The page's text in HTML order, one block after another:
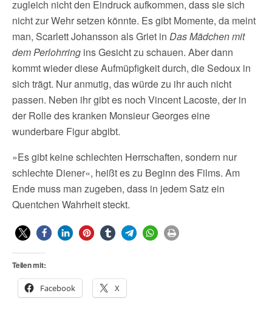
zugleich nicht den Eindruck aufkommen, dass sie sich
nicht zur Wehr setzen könnte. Es gibt Momente, da meint
man, Scarlett Johansson als Griet in Das Mädchen mit
dem Perlohrring ins Gesicht zu schauen. Aber dann
kommt wieder diese Aufmüpfigkeit durch, die Sedoux in
sich trägt. Nur anmutig, das würde zu ihr auch nicht
passen. Neben ihr gibt es noch Vincent Lacoste, der in
der Rolle des kranken Monsieur Georges eine
wunderbare Figur abgibt.
»Es gibt keine schlechten Herrschaften, sondern nur
schlechte Diener«, heißt es zu Beginn des Films. Am
Ende muss man zugeben, dass in jedem Satz ein
Quentchen Wahrheit steckt.
Teilen mit:
Facebook X